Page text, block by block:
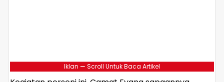
Iklan — Scroll Untuk Baca Artikel